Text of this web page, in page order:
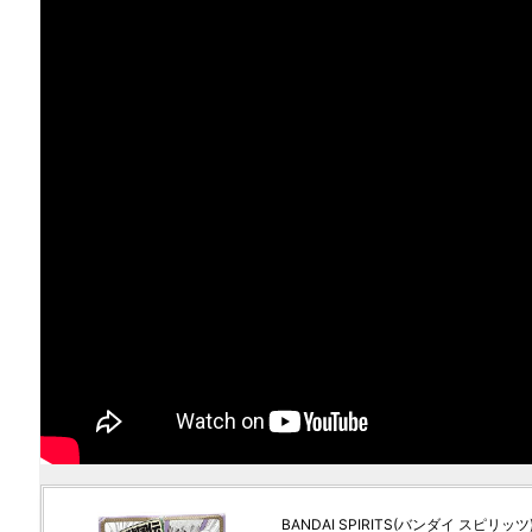
BANDAI SPIRITS(バンダイ スピリッ